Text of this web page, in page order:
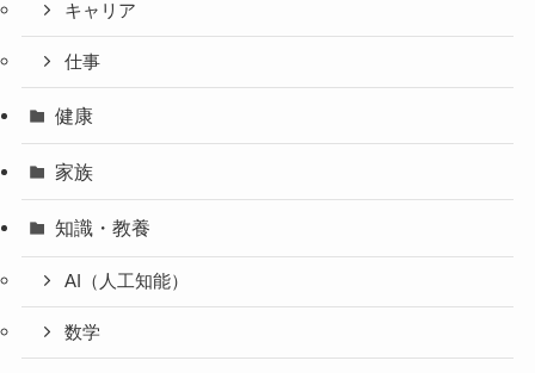
キャリア
仕事
健康
家族
知識・教養
AI（人工知能）
数学